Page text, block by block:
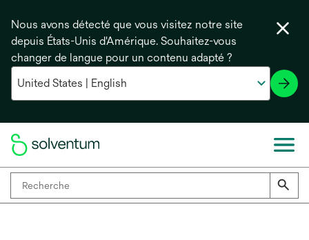
Nous avons détecté que vous visitez notre site
depuis États-Unis d'Amérique. Souhaitez-vous
changer de langue pour un contenu adapté ?